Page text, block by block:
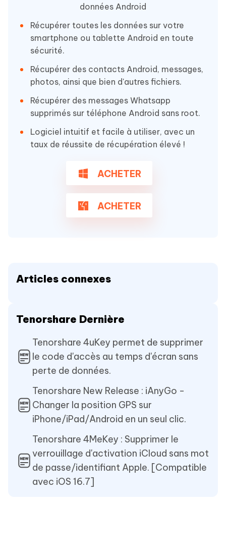
données Android
Récupérer toutes les données sur votre
smartphone ou tablette Android en toute
sécurité.
Récupérer des contacts Android, messages,
photos, ainsi que bien d'autres fichiers.
Récupérer des messages Whatsapp
supprimés sur téléphone Android sans root.
Logiciel intuitif et facile à utiliser, avec un
taux de réussite de récupération élevé !
ACHETER
ACHETER
Articles connexes
Tenorshare Dernière
Tenorshare 4uKey permet de supprimer
le code d'accès au temps d'écran sans
perte de données.
Tenorshare New Release : iAnyGo -
Changer la position GPS sur
iPhone/iPad/Android en un seul clic.
Tenorshare 4MeKey : Supprimer le
verrouillage d'activation iCloud sans mot
de passe/identifiant Apple. [Compatible
avec iOS 16.7]